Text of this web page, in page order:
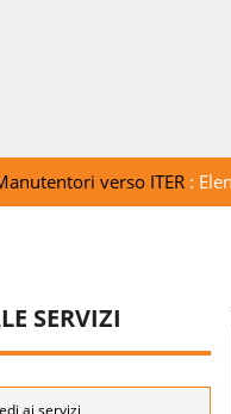
verso ITER:
SERVIZI